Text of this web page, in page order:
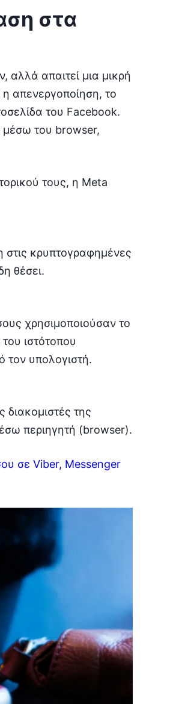
στα
αλλά απαιτεί μια μικρή
απενεργοποίηση, το
του Facebook.
μέσω του browser,
τους, η Meta
κρυπτογραφημένες
θέσει.
χρησιμοποιούσαν το
ιστότοπου
υπολογιστή.
της
περιηγητή (browser).
σε Viber, Messenger